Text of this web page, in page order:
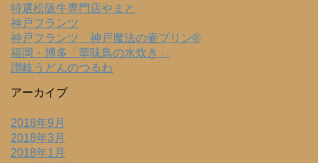
特選松阪牛専門店やまと
神戸フランツ
神戸フランツ 神戸魔法の壷プリン®
福岡・博多「華味鳥の水炊き」
讃岐うどんのつるわ
アーカイブ
2018年9月
2018年3月
2018年1月